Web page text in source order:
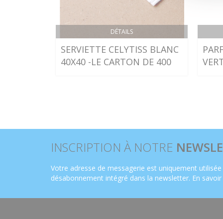
DÉTAILS
SERVIETTE CELYTISS BLANC
40X40 -LE CARTON DE 400
INSCRIPTION À NOTRE
Votre adresse de messagerie est uniquement
désabonnement intégré dans la newsletter. En